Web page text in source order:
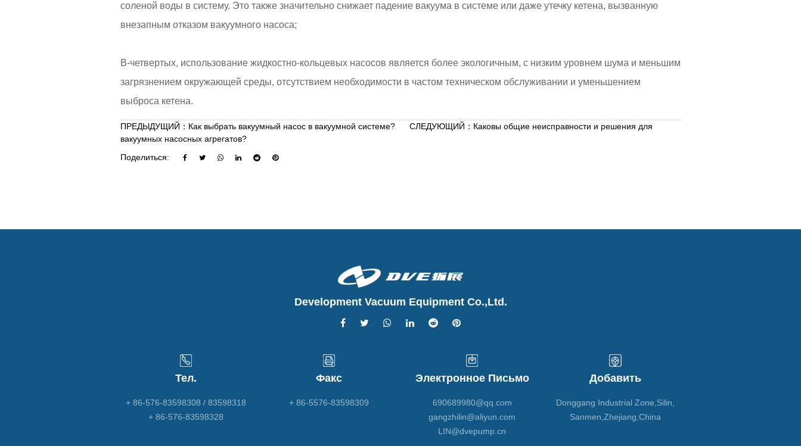
соленой воды в систему. Это также значительно снижает падение вакуума в системе или даже утечку кетена, вызванную
внезапным отказом вакуумного насоса;
В-четвертых, использование жидкостно-кольцевых насосов является более экологичным, с низким уровнем шума и меньшим
загрязнением окружающей среды, отсутствием необходимости в частом техническом обслуживании и уменьшением
выброса кетена.
ПРЕДЫДУЩИЙ：Как выбрать вакуумный насос в вакуумной системе?
СЛЕДУЮЩИЙ：Каковы общие неисправности и решения для
вакуумных насосных агрегатов?
Поделиться:
Development Vacuum Equipment Co.,Ltd.
Тел.
+ 86-576-83598308 / 83598318
+ 86-576-83598328
Факс
+ 86-5576-83598309
Электронное Письмо
690689980@qq.com
gangzhilin@aliyun.com
LIN@dvepump.cn
Добавить
Donggang Industrial Zone,Silin,
Sanmen,Zhejiang,China